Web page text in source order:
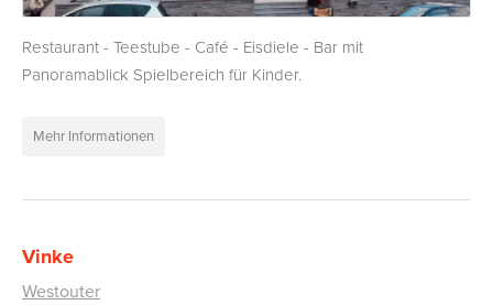
Restaurant - Teestube - Café - Eisdiele - Bar mit
Panoramablick Spielbereich für Kinder.
Mehr Informationen
Vinke
Westouter